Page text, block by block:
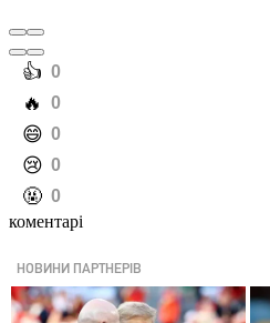
️👍 0
️🔥 0
️😄 0
️😢 0
️🤬 0
коментарі